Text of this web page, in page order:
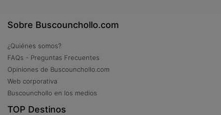
Sobre Buscounchollo.com
¿Quiénes somos?
FAQs - Preguntas Frecuentes
Opiniones de Buscounchollo.com
Web corporativa
Buscounchollo en los medios
TOP Destinos